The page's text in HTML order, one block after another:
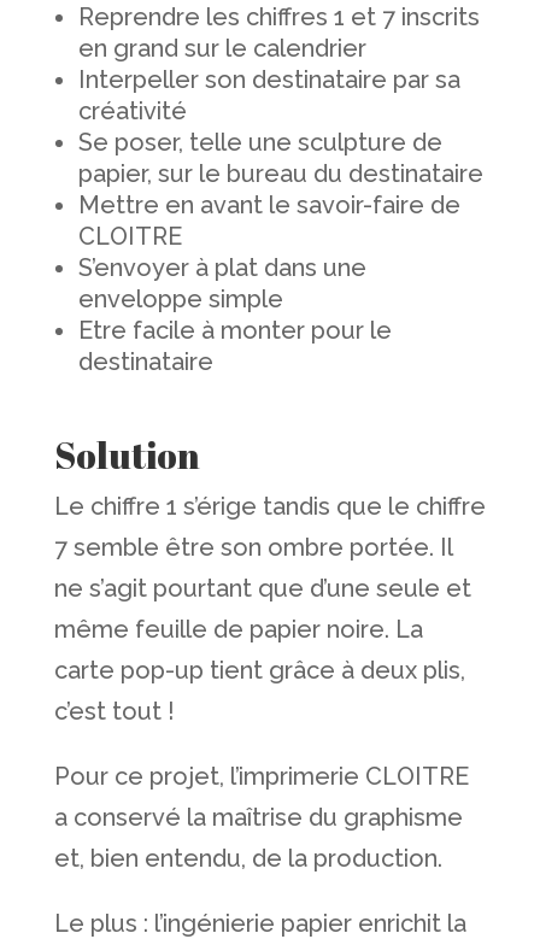
Reprendre les chiffres 1 et 7 inscrits
en grand sur le calendrier
Interpeller son destinataire par sa
créativité
Se poser, telle une sculpture de
papier, sur le bureau du destinataire
Mettre en avant le savoir-faire de
CLOITRE
S’envoyer à plat dans une
enveloppe simple
Etre facile à monter pour le
destinataire
Solution
Le chiffre 1 s’érige tandis que le chiffre
7 semble être son ombre portée. Il
ne s’agit pourtant que d’une seule et
même feuille de papier noire. La
carte pop-up tient grâce à deux plis,
c’est tout !
Pour ce projet, l’imprimerie CLOITRE
a conservé la maîtrise du graphisme
et, bien entendu, de la production.
Le plus : l’ingénierie papier enrichit la